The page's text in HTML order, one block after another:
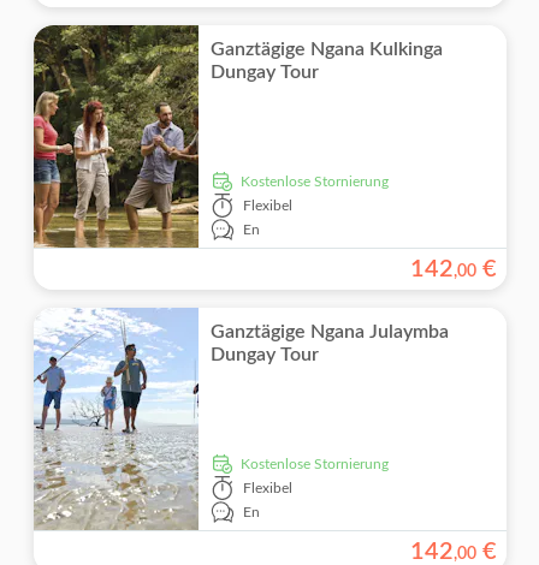
Ganztägige Ngana Kulkinga
Dungay Tour
kostenlose Stornierung
Flexibel
En
142,00 €
Ganztägige Ngana Julaymba
Dungay Tour
kostenlose Stornierung
Flexibel
En
142,00 €